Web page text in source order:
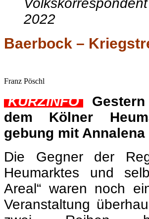
Franz Pöschl
KURZINFO
dem Kölner
Heumarktes und
Areal“ waren noch
Veranstaltung
zwei Reihen
schützten so den